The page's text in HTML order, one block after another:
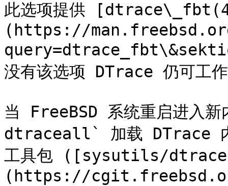
此选项提供
(https://
没有该选项 DTrace 仍可工
当 FreeBSD 系统重启进入
dtraceall` 加载 DTrace 内
工具包 ([sysutils/
(https://